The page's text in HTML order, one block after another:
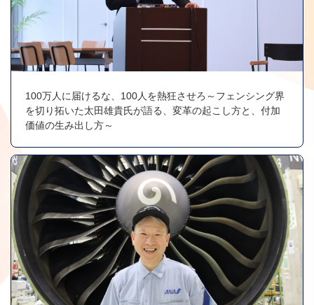
100万人に届けるな、100人を熱狂させろ～フェンシング界
を切り拓いた太田雄貴氏が語る、変革の起こし方と、付加
価値の生み出し方～